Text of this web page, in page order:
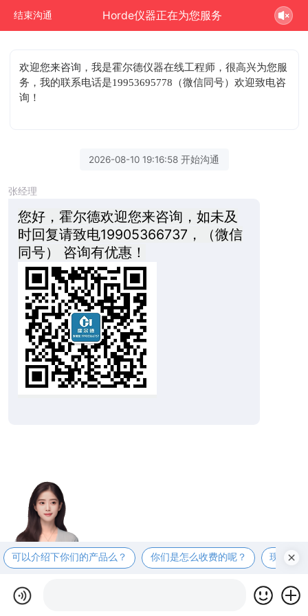
结束沟通 Horde仪器正在为您服务
欢迎您来咨询 ，我是霍尔德仪器在线工程师，很高兴为您服
务，我的联系电话是19953695778（微信同号）欢迎致电咨
询！
2026-08-10 19:16:58 开始沟通
张经理
您好，霍尔德欢迎您来咨询，如未及
时回复请致电19905366737，（微信
同号） 咨询有优惠！
可以介绍下你们的产品么？ 你们是怎么收费的呢？ 现在有